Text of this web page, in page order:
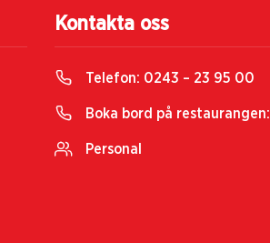
Kontakta oss
Telefon: 0243 – 23 95 00
Boka bord på restaurangen:
Personal